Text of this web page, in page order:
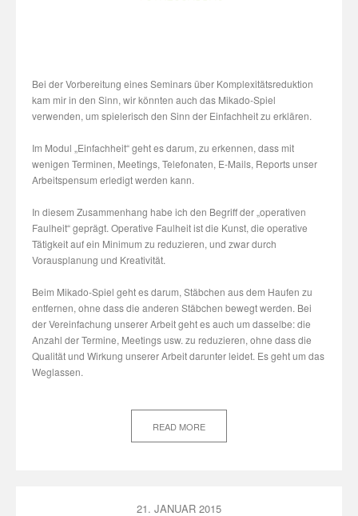
Bei der Vorbereitung eines Seminars über Komplexitätsreduktion
kam mir in den Sinn, wir könnten auch das Mikado-Spiel
verwenden, um spielerisch den Sinn der Einfachheit zu erklären.
Im Modul „Einfachheit“ geht es darum, zu erkennen, dass mit
wenigen Terminen, Meetings, Telefonaten, E-Mails, Reports unser
Arbeitspensum erledigt werden kann.
In diesem Zusammenhang habe ich den Begriff der „operativen
Faulheit“ geprägt. Operative Faulheit ist die Kunst, die operative
Tätigkeit auf ein Minimum zu reduzieren, und zwar durch
Vorausplanung und Kreativität.
Beim Mikado-Spiel geht es darum, Stäbchen aus dem Haufen zu
entfernen, ohne dass die anderen Stäbchen bewegt werden. Bei
der Vereinfachung unserer Arbeit geht es auch um dasselbe: die
Anzahl der Termine, Meetings usw. zu reduzieren, ohne dass die
Qualität und Wirkung unserer Arbeit darunter leidet. Es geht um das
Weglassen.
READ MORE
21. JANUAR 2015